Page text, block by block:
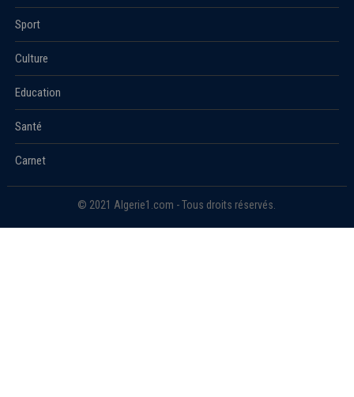
Sport
Culture
Education
Santé
Carnet
© 2021 Algerie1.com - Tous droits réservés.